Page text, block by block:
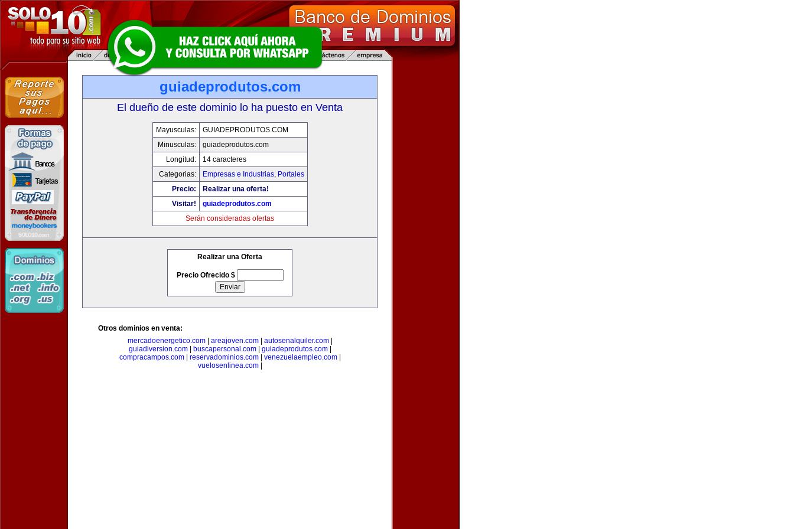
guiadeprodutos.com
El dueño de este dominio lo ha puesto en Venta
Mayusculas:
GUIADEPRODUTOS.COM
Minusculas:
guiadeprodutos.com
Longitud:
14 caracteres
Categorias:
Empresas e Industrias, Portales
Precio:
Realizar una oferta!
Visitar!
guiadeprodutos.com
Serán consideradas ofertas
Realizar una Oferta
Precio Ofrecido $
Otros dominios en venta:
mercadoenergetico.com| areajoven.com| autosenalquiler.com|
guiadiversion.com| buscapersonal.com| guiadeprodutos.com|
compracampos.com| reservadominios.com| venezuelaempleo.com|
vuelosenlinea.com|